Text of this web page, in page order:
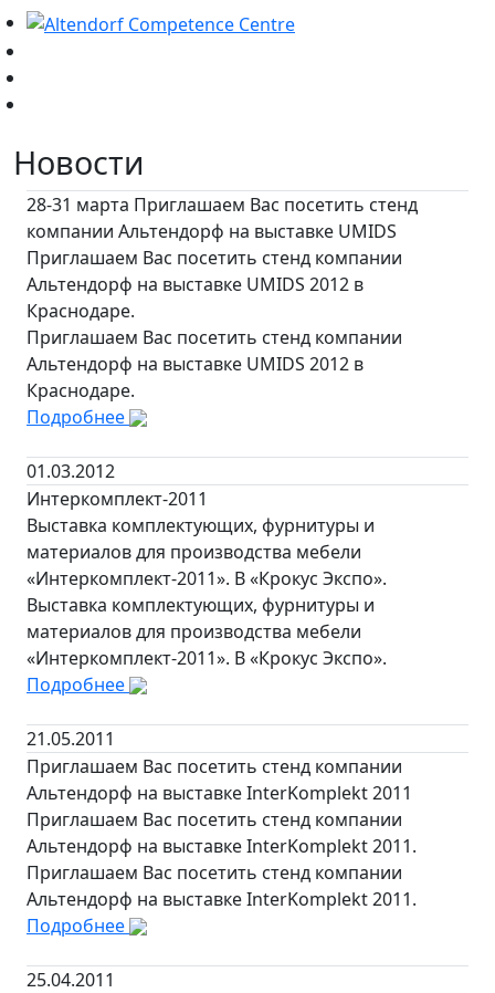
Новости
28-31 марта Приглашаем Вас посетить стенд
компании Альтендорф на выставке UMIDS
Приглашаем Вас посетить стенд компании
Альтендорф на выставке UMIDS 2012 в
Краснодаре.
Приглашаем Вас посетить стенд компании
Альтендорф на выставке UMIDS 2012 в
Краснодаре.
Подробнее
01.03.2012
Интеркомплект-2011
Выставка комплектующих, фурнитуры и
материалов для производства мебели
«Интеркомплект-2011». В «Крокус Экспо».
Выставка комплектующих, фурнитуры и
материалов для производства мебели
«Интеркомплект-2011». В «Крокус Экспо».
Подробнее
21.05.2011
Приглашаем Вас посетить стенд компании
Альтендорф на выставке InterKomplekt 2011
Приглашаем Вас посетить стенд компании
Альтендорф на выставке InterKomplekt 2011.
Приглашаем Вас посетить стенд компании
Альтендорф на выставке InterKomplekt 2011.
Подробнее
25.04.2011